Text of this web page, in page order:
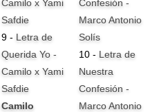
9 - Letra de
Querida Yo -
Camilo x Yami
Safdie
Camilo
10 - Letra de
Nuestra
Confesión -
Marco Antonio